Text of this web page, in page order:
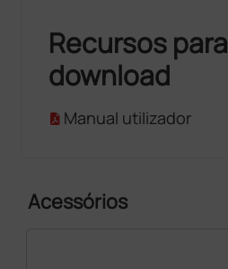
Recursos para
download
Manual utilizador
Acessórios